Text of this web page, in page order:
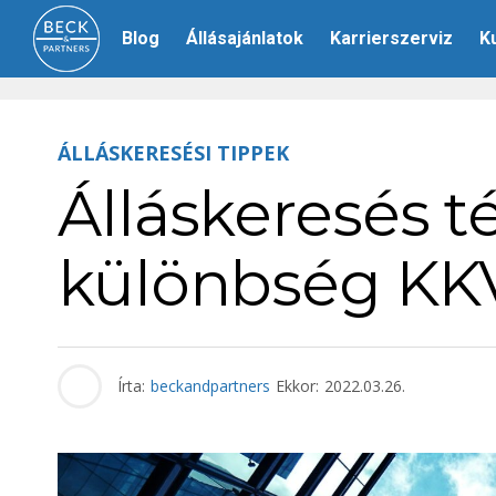
Blog Állásajánlatok Karrierszerviz
ÁLLÁSKERESÉSI TIPPEK
Álláskeresés
különbség
Írta: beckandpartners Ekkor: 2022.03.26.